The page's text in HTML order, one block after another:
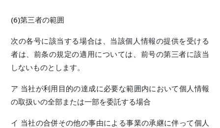
(6)第三者の範囲
次の各号に該当する場合は、当該個人情報の提供を受ける
者は、前条の規定の適用については、前号の第三者に該当
しないものとします。
ア 当社が利用目的の達成に必要な範囲内において個人情報
の取扱いの全部または一部を委託する場合
イ 当社の合併その他の事由による事業の承継に伴って個人